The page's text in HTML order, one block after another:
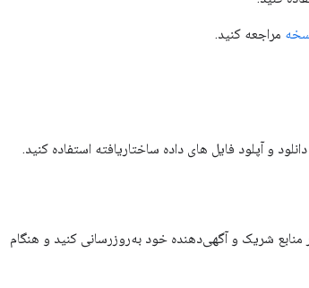
مراجعه کنید.
شریک و آگهی‌دهنده خود به‌روزرسانی کنید و هنگام